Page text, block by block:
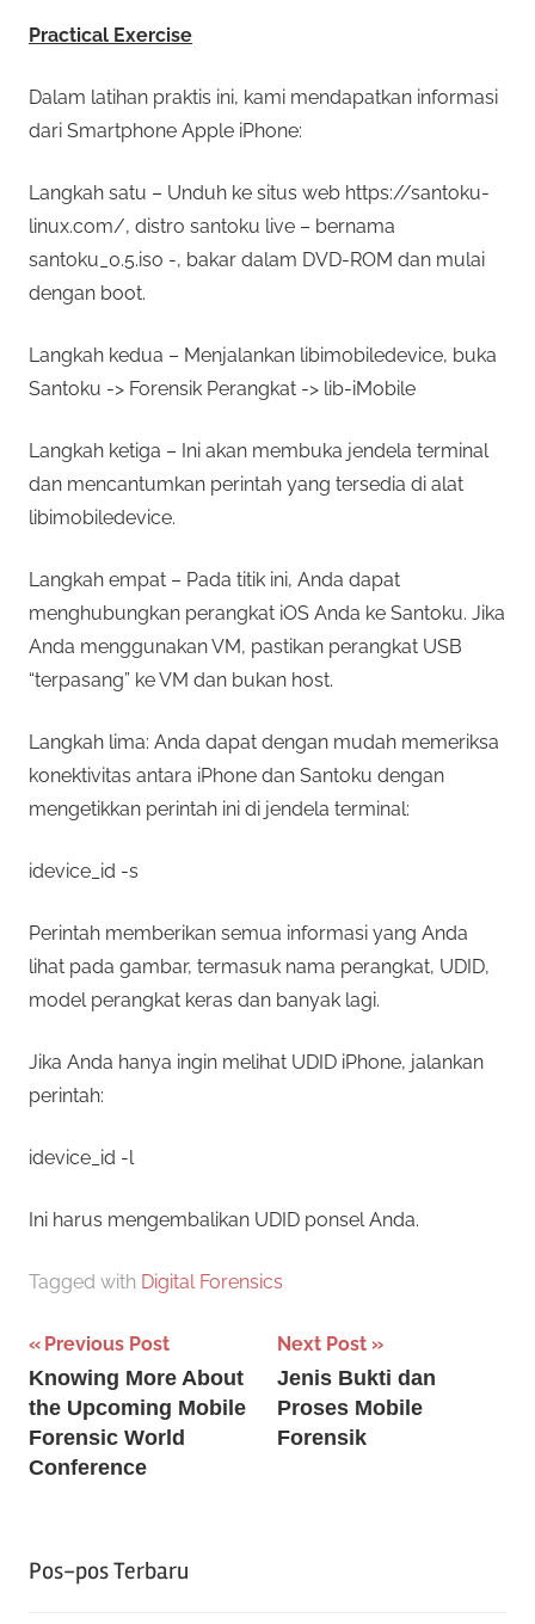
Practical Exercise
Dalam latihan praktis ini, kami mendapatkan informasi
dari Smartphone Apple iPhone:
Langkah satu – Unduh ke situs web https://santoku-
linux.com/, distro santoku live – bernama
santoku_0.5.iso -, bakar dalam DVD-ROM dan mulai
dengan boot.
Langkah kedua – Menjalankan libimobiledevice, buka
Santoku -> Forensik Perangkat -> lib-iMobile
Langkah ketiga – Ini akan membuka jendela terminal
dan mencantumkan perintah yang tersedia di alat
libimobiledevice.
Langkah empat – Pada titik ini, Anda dapat
menghubungkan perangkat iOS Anda ke Santoku. Jika
Anda menggunakan VM, pastikan perangkat USB
“terpasang” ke VM dan bukan host.
Langkah lima: Anda dapat dengan mudah memeriksa
konektivitas antara iPhone dan Santoku dengan
mengetikkan perintah ini di jendela terminal:
idevice_id -s
Perintah memberikan semua informasi yang Anda
lihat pada gambar, termasuk nama perangkat, UDID,
model perangkat keras dan banyak lagi.
Jika Anda hanya ingin melihat UDID iPhone, jalankan
perintah:
idevice_id -l
Ini harus mengembalikan UDID ponsel Anda.
Tagged with Digital Forensics
Navigasi
pos
Previous Post
Knowing More About
the Upcoming Mobile
Forensic World
Conference
Next Post
Jenis Bukti dan
Proses Mobile
Forensik
Pos-pos Terbaru